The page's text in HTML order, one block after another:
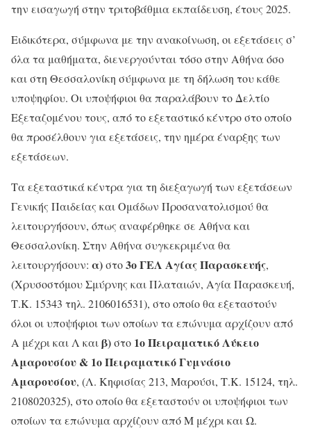
την εισαγωγή στην τριτοβάθμια εκπαίδευση, έτους 2025.
Ειδικότερα, σύμφωνα με την ανακοίνωση, οι εξετάσεις σ’
όλα τα μαθήματα, διενεργούνται τόσο στην Αθήνα όσο
και στη Θεσσαλονίκη σύμφωνα με τη δήλωση του κάθε
υποψηφίου. Οι υποψήφιοι θα παραλάβουν το Δελτίο
Εξεταζομένου τους, από το εξεταστικό κέντρο στο οποίο
θα προσέλθουν για εξετάσεις, την ημέρα έναρξης των
εξετάσεων.
Τα εξεταστικά κέντρα για τη διεξαγωγή των εξετάσεων
Γενικής Παιδείας και Ομάδων Προσανατολισμού θα
λειτουργήσουν, όπως αναφέρθηκε σε Αθήνα και
Θεσσαλονίκη. Στην Αθήνα συγκεκριμένα θα
λειτουργήσουν: α)στο3ο ΓΕΛ Αγίας Παρασκευής,
(Χρυσοστόμου Σμύρνης και Πλαταιών, Αγία Παρασκευή,
Τ.Κ. 15343 τηλ. 2106016531), στο οποίο θα εξεταστούν
όλοι οι υποψήφιοι των οποίων τα επώνυμα αρχίζουν από
Α μέχρι και Λ καιβ)στο 1ο Πειραματικό Λύκειο
Αμαρουσίου & 1ο Πειραματικό Γυμνάσιο
Αμαρουσίου, (Λ. Κηφισίας 213, Μαρούσι, Τ.Κ. 15124, τηλ.
2108020325), στο οποίο θα εξεταστούν οι υποψήφιοι των
οποίων τα επώνυμα αρχίζουν από Μ μέχρι και Ω.